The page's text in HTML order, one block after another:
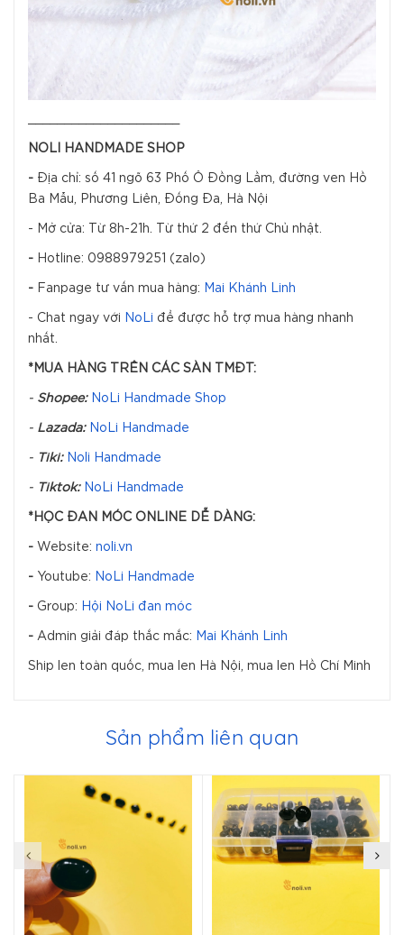
NOLI HANDMADE SHOP
- Địa chỉ: số 41 ngõ 63 Phố Ô Đồng Lầm, đường ven Hồ
Ba Mẫu, Phương Liên, Đống Đa, Hà Nội
- Mở cửa: Từ 8h-21h. Từ thứ 2 đến thứ Chủ nhật.
- Hotline: 0988979251 (zalo)
- Fanpage tư vấn mua hàng: Mai Khánh Linh
- Chat ngay với NoLi
để được hỗ trợ mua hàng nhanh
nhất.
*MUA HÀNG TRÊN CÁC SÀN TMĐT:
- Shopee: NoLi Handmade Shop
- Lazada: NoLi Handmade
- Tiki: Noli Handmade
- Tiktok: NoLi Handmade
*HỌC ĐAN MÓC ONLINE DỄ DÀNG:
- Website: noli.vn
- Youtube: NoLi Handmade
- Group: Hội NoLi đan móc
- Admin giải đáp thắc mắc: Mai Khánh Linh
Ship len toàn quốc, mua len Hà Nội, mua len Hồ Chí Minh
Sản phẩm liên quan